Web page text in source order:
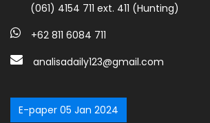
(061) 4154 711 ext. 411 (Hunting)
+62 811 6084 711
analisadaily123@gmail.com
E-paper 05 Jan 2024